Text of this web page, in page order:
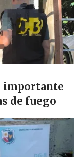
importante
de fuego